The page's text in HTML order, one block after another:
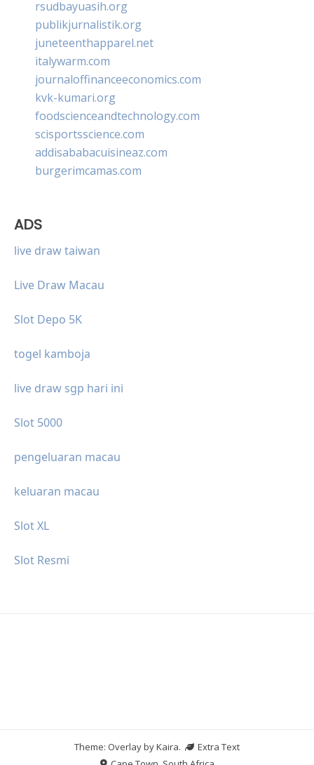
rsudbayuasih.org
publikjurnalistik.org
juneteenthapparel.net
italywarm.com
journaloffinanceeconomics.com
kvk-kumari.org
foodscienceandtechnology.com
scisportsscience.com
addisababacuisineaz.com
burgerimcamas.com
ADS
live draw taiwan
Live Draw Macau
Slot Depo 5K
togel kamboja
live draw sgp hari ini
Slot 5000
pengeluaran macau
keluaran macau
Slot XL
Slot Resmi
Theme: Overlay byKaira.
Extra Text